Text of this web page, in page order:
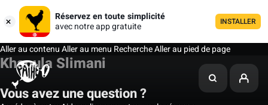
Réservez en toute simplicité
avec notre app gratuite
INSTALLER
Aller au contenuAller au menu RechercheAller au pied de page
Khaoula Slimani
Vous avez une question ?